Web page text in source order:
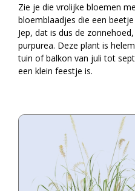
Zie je die vrolijke bloemen
bloemblaadjes die een
Jep, dat is dus de
purpurea. Deze plant is
tuin of balkon van juli tot
een klein feestje is.